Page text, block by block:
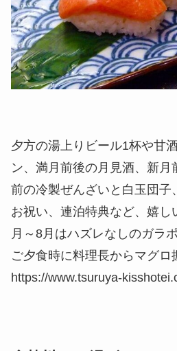
夕方の湯上りビール1杯や甘
ン、満月前後の月見酒、新月
前の冷製ぜんざいと白玉団子
お祝い、連泊特典など、嬉し
月～8月はハズレなしのガラ
ご夕食時に料理長からマグロ
https://www.tsuruya-